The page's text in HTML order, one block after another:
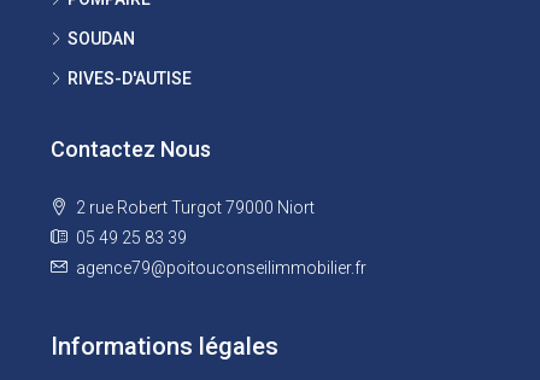
SOUDAN
RIVES-D'AUTISE
Contactez Nous
2 rue Robert Turgot 79000 Niort
05 49 25 83 39
agence79@poitouconseilimmobilier.fr
Informations légales